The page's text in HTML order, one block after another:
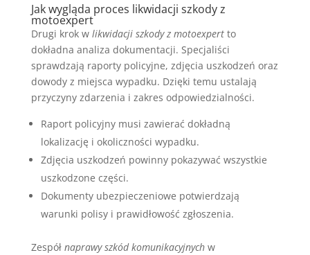
Jak wygląda proces likwidacji szkody z
motoexpert
Drugi krok w likwidacji szkody z motoexpertto
dokładna analiza dokumentacji. Specjaliści
sprawdzają raporty policyjne, zdjęcia uszkodzeń oraz
dowody z miejsca wypadku. Dzięki temu ustalają
przyczyny zdarzenia i zakres odpowiedzialności.
Raport policyjny musi zawierać dokładną
lokalizację i okoliczności wypadku.
Zdjęcia uszkodzeń powinny pokazywać wszystkie
uszkodzone części.
Dokumenty ubezpieczeniowe potwierdzają
warunki polisy i prawidłowość zgłoszenia.
Zespół naprawy szkód komunikacyjnychw